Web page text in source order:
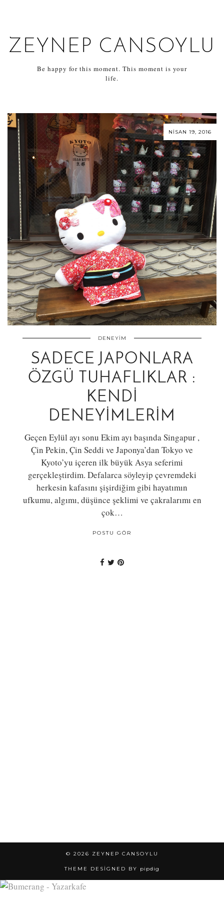
ZEYNEP CANSOYLU
Be happy for this moment. This moment is your
life.
NISAN 19, 2016
DENEYIM
SADECE JAPONLARA
ÖZGÜ TUHAFLIKLAR :
KENDI
DENEYIMLERIM
Geçen Eylül ayı sonu Ekim ayı başında Singapur ,
Çin Pekin, Çin Seddi ve Japonya’dan Tokyo ve
Kyoto’yu içeren ilk büyük Asya seferimi
gerçekleştirdim. Defalarca söyleyip çevremdeki
herkesin kafasını şişirdiğim gibi hayatımın
ufkumu, algımı, düşünce şeklimi ve çakralarımı en
çok…
POSTU GÖR
© 2026 ZEYNEP CANSOYLU
THEME DESIGNED BY pipdig